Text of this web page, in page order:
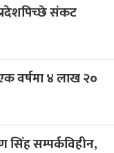
संकट
वर्षमा ४ लाख २०
सम्पर्कविहीन,